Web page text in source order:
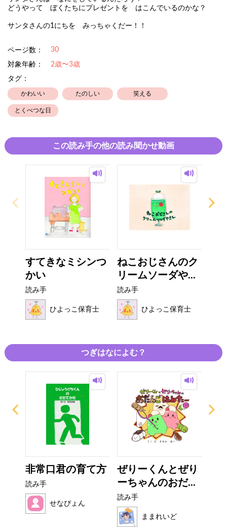
どうやって ぼくたちにプレゼントを はこんでいるのかな？
サンタさんの1にちを みっちゃくだー！！
ページ数： 30
対象年齢：
2歳〜3歳
タグ：
かわいい たのしい 笑える
とくべつな日
この読み手の他の読み聞かせ動画
すてきなミシンつ
かい
読み手
ひよっこ保育士
ねこおじさんのク
リームソーダや...
読み手
ひよっこ保育士
つぎはなによむ？
非常口君の育て方
読み手
せなぴょん
ぜりーくんとぜり
ーちゃんのおだ...
読み手
ままれいど